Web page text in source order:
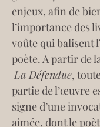
enjeux, afin de
l’importance des
voûte qui balisent
poète. A partir de
La Défendue,
partie de l’œuvre
signe d’une
aimée, dont le